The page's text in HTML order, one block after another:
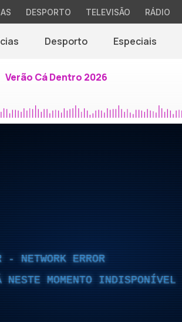
DESPORTO TELEVISÃO RÁDIO
Desporto Especiais
Verão Cá Dentro 2026
NETWORK ERROR
NESTE MOMENTO INDISPONÍVEL